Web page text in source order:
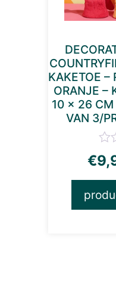
KAKETOE –
ORANJE –
10 × 26 CM
VAN 3/
€